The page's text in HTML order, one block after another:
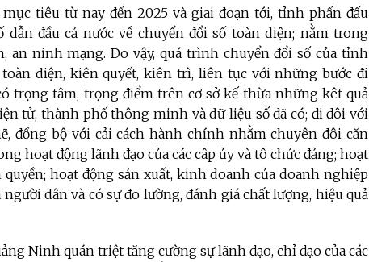
tiêu từ nay đến 2025 và giai đoạn tới, tỉnh phấn đấu
đầu cả nước về chuyển đổi số toàn diện; nằm trong
an ninh mạng. Do vậy, quá trình chuyển đổi số của tỉnh
diện, kiên quyết, kiên trì, liên tục với những bước đi
trọng tâm, trọng điểm trên cơ sở kế thừa những kêt quả
tử, thành phố thông minh và dữ liệu số đã có; đi đôi với
đồng bộ với cải cách hành chính nhằm chuyên đôi căn
hoạt động lãnh đạo của các câp ủy và tô chức đảng; hoạt
hoạt động sản xuất, kinh doanh của doanh nghiệp
dân và có sự đo lường, đánh giá chất lượng, hiệu quả
Ninh quán triệt tăng cường sự lãnh đạo, chỉ đạo của các